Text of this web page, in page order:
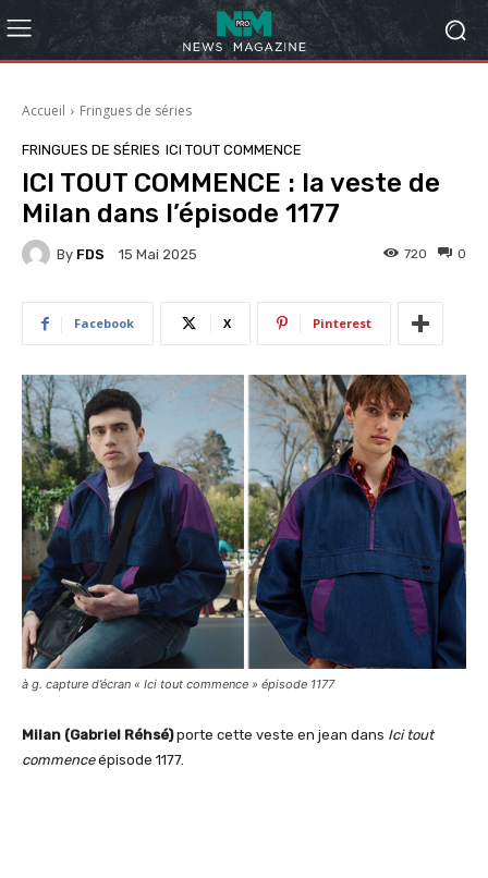
Accueil Fringues de séries
FRINGUES DE SÉRIES ICI TOUT COMMENCE
ICI TOUT COMMENCE : la veste de
Milan dans l’épisode 1177
By FDS 15 Mai 2025 0
720
Facebook X Pinterest
à g. capture d’écran « Ici tout commence » épisode 1177
Milan (Gabriel Réhsé)porte cette veste en jean dans Ici tout
commenceépisode 1177.